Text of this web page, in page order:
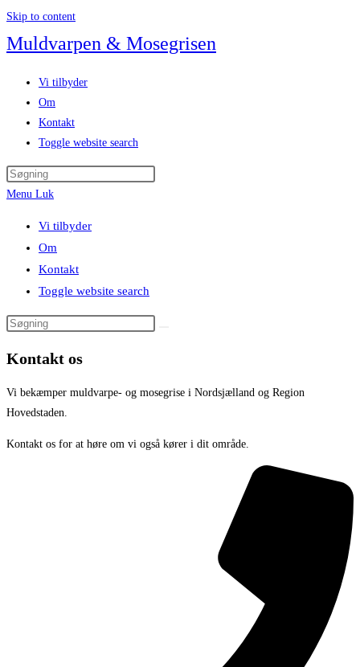
Skip to content
Muldvarpen & Mosegrisen
Vi tilbyder
Om
Kontakt
Toggle website search
Menu Luk
Vi tilbyder
Om
Kontakt
Toggle website search
Kontakt os
Vi bekæmper muldvarpe- og mosegrise i Nordsjælland og Region
Hovedstaden.
Kontakt os for at høre om vi også kører i dit område.